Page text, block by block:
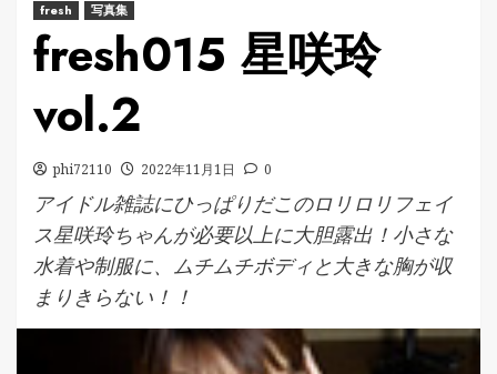
fresh 写真集
fresh015 星咲玲
vol.2
phi72110 2022年11月1日 0
アイドル雑誌にひっぱりだこのロリロリフェイ
ス星咲玲ちゃんが必要以上に大胆露出！小さな
水着や制服に、ムチムチボディと大きな胸が収
まりきらない！！